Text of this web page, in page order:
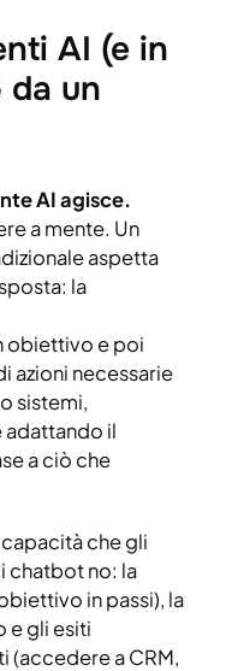
AI (e in
un
AI agisce.
a mente. Un
aspetta
la
obiettivo e poi
azioni necessarie
sistemi,
adattando il
a ciò che
che gli
chatbot no: la
in passi), la
e gli esiti
(accedere a CRM,